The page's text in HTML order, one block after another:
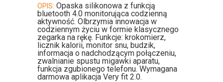
OPIS: Opaska silikonowa z funkcją
bluetooth 4.0 monitorująca codzienną
aktywność. Olbrzymia innowacja w
codziennym życiu w formie klasycznego
zegarka na rękę. Funkcje: krokomierz,
licznik kalorii, monitor snu, budzik,
informacja o nadchodzącym połączeniu,
zwalnianie spustu migawki aparatu,
funkcja zgubionego telefonu. Wymagana
darmowa aplikacja Very fit 2.0.